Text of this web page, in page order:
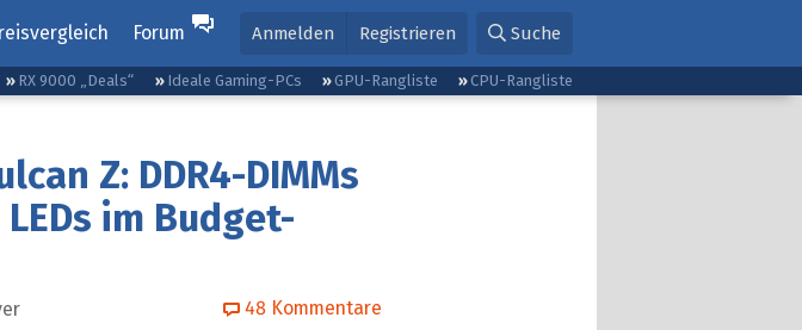
Forum Anmelden Registrieren Suche
RX 9000 „Deals“ Ideale Gaming-PCs GPU-Rangliste CPU-Rangliste
Z: DDR4-DIMMs
im Budget-
48 Kommentare